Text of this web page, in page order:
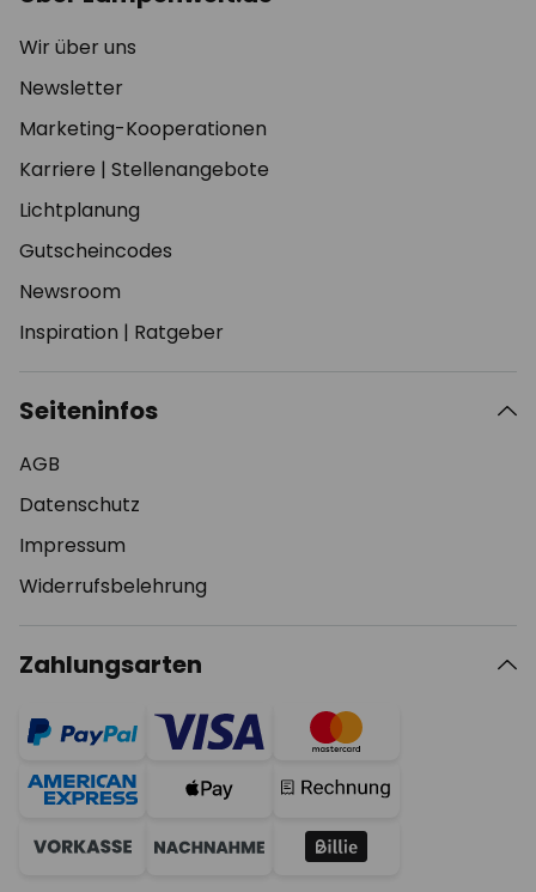
Wir über uns
Newsletter
Marketing-Kooperationen
Karriere | Stellenangebote
Lichtplanung
Gutscheincodes
Newsroom
Inspiration | Ratgeber
Seiteninfos
AGB
Datenschutz
Impressum
Widerrufsbelehrung
Zahlungsarten